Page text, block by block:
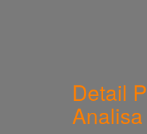
Detail